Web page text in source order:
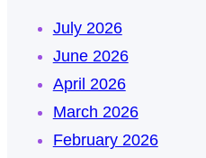
July 2026
June 2026
April 2026
March 2026
February 2026